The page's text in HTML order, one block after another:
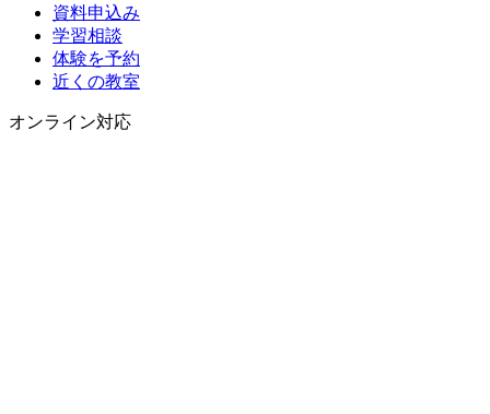
資料申込み
学習相談
体験を予約
近くの教室
オンライン対応